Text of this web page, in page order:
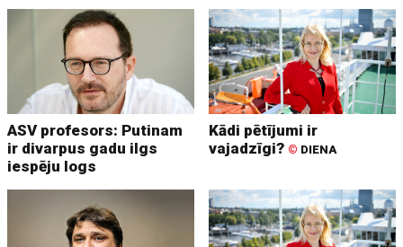
ASV profesors: Putinam
ir divarpus gadu ilgs
iespēju logs
Kādi pētījumi ir
vajadzīgi? © DIENA